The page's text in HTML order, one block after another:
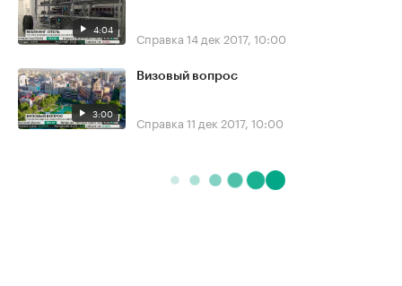
4:04 Справка 14 дек 2017, 10:00
3:00
Визовый вопрос
Справка 11 дек 2017, 10:00